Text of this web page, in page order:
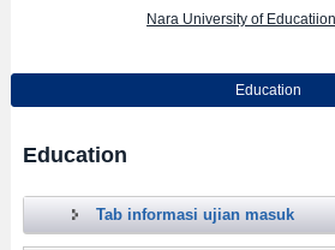
Nara University of
Education
Education
Tab informasi ujian masuk